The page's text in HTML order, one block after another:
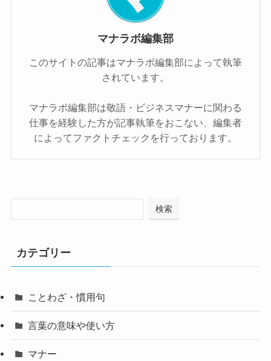
マナラボ編集部
このサイトの記事はマナラボ編集部によって執筆
されています。
マナラボ編集部は敬語・ビジネスマナーに関わる
仕事を経験した方が記事執筆をおこない、編集者
によってファクトチェックを行っております。
検索
カテゴリー
ことわざ・慣用句
言葉の意味や使い方
マナー